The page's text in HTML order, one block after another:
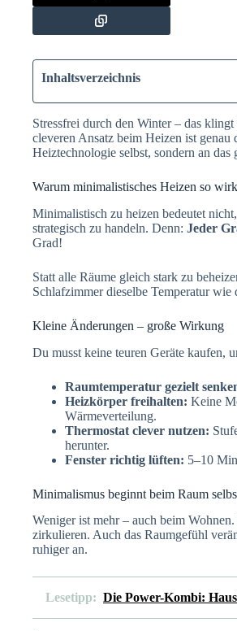
Inhaltsverzeichnis
Stressfrei durch den Winter – das
cleveren Ansatz beim Heizen ist
Heiztechnologie selbst, sondern an
Warum minimalistisches Heizen so
Minimalistisch zu heizen bedeutet
strategisch zu handeln. Denn: Jeder
Grad!
Statt alle Räume gleich stark zu
Schlafzimmer dieselbe Temperatur
Kleine Änderungen – große Wirkung
Du musst keine teuren Geräte kaufen,
Raumtemperatur gezielt
Heizkörper freihalten: Keine
Wärmeverteilung.
Thermostat clever nutzen:
herunter.
Fenster richtig lüften: 5–10
Minimalismus beginnt beim Raum
Weniger ist mehr – auch beim
zirkulieren. Auch das Raumgefühl
ruhiger an.
Lesetipp: Die Power-Kombi: